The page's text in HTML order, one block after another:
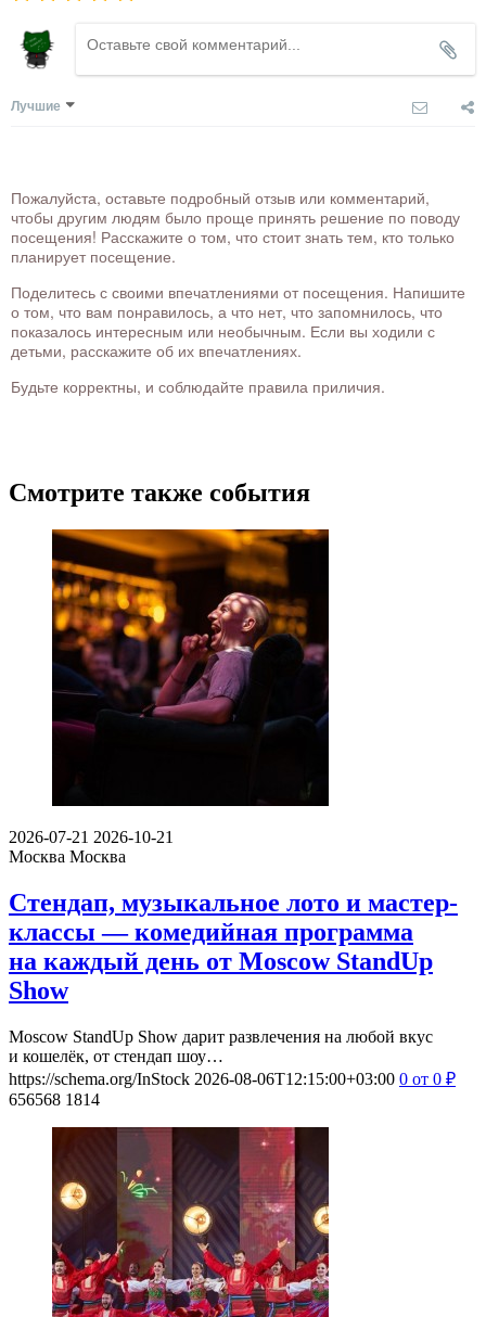
Лучшие
Пожалуйста, оставьте подробный отзыв или комментарий,
чтобы другим людям было проще принять решение по поводу
посещения! Расскажите о том, что стоит знать тем, кто только
планирует посещение.
Поделитесь с своими впечатлениями от посещения. Напишите
о том, что вам понравилось, а что нет, что запомнилось, что
показалось интересным или необычным. Если вы ходили с
детьми, расскажите об их впечатлениях.
Будьте корректны, и соблюдайте правила приличия.
Смотрите также события
2026-07-21 2026-10-21
Москва Москва
Стендап, музыкальное лото и мастер-
классы — комедийная программа
на каждый день от Moscow StandUp
Show
Moscow StandUp Show дарит развлечения на любой вкус
и кошелёк, от стендап шоу…
https://schema.org/InStock 2026-08-06T12:15:00+03:00 0 от 0 ₽
656568 1814